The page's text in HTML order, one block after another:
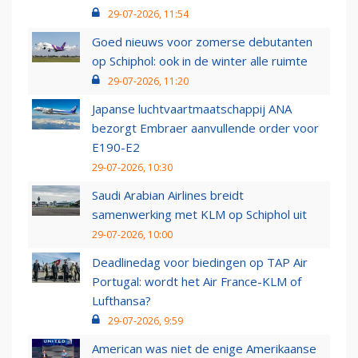
29-07-2026, 11:54
Goed nieuws voor zomerse debutanten
op Schiphol: ook in de winter alle ruimte
29-07-2026, 11:20
Japanse luchtvaartmaatschappij ANA
bezorgt Embraer aanvullende order voor
E190-E2
29-07-2026, 10:30
Saudi Arabian Airlines breidt
samenwerking met KLM op Schiphol uit
29-07-2026, 10:00
Deadlinedag voor biedingen op TAP Air
Portugal: wordt het Air France-KLM of
Lufthansa?
29-07-2026, 9:59
American was niet de enige Amerikaanse